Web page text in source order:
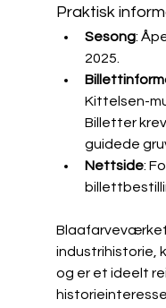
Praktisk
Sesong:
2025.​
Kittelsen-
Billetter
guidede
Nettside:
industrihistorie,
og er et ideelt